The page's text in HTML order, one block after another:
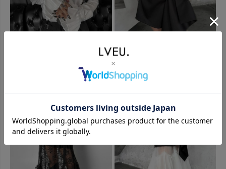
Pleated sleeve design shi
Drape design mini skirt